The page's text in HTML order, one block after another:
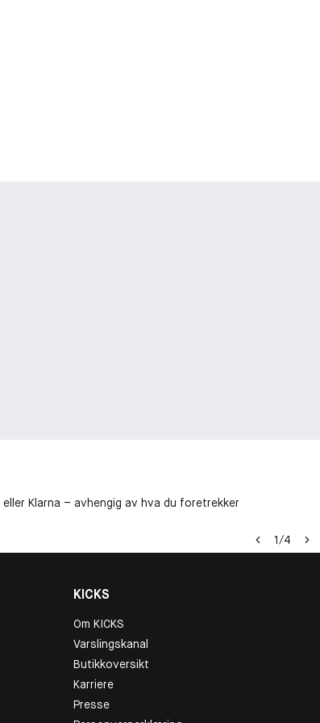
Klarna – avhengig av hva du foretrekker
1/4
KICKS
Om KICKS
Varslingskanal
Butikkoversikt
Karriere
Presse